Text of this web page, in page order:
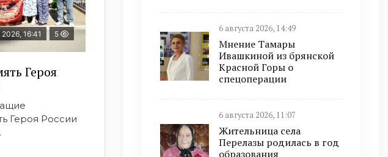
16:41 5
Героя
Героя России
6 августа 2026, 14:49
Мнение Тамары
Ивашкиной из брянской
Красной Горы о
спецоперации
6 августа 2026, 11:07
Жительница села
Перелазы родилась в год
образования